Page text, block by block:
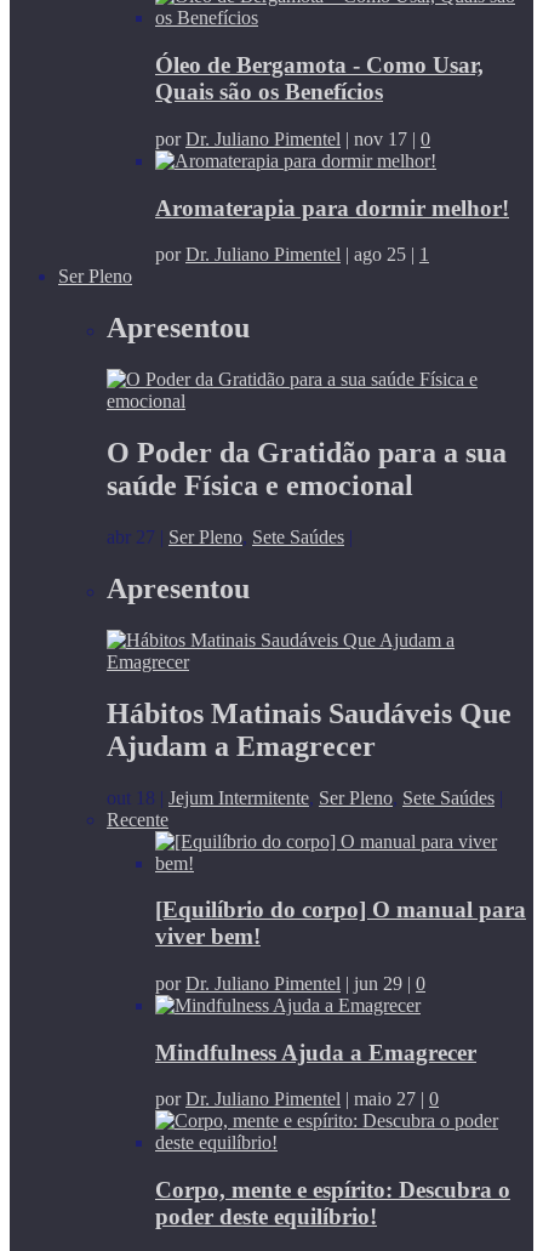
Óleo de Bergamota - Como Usar,
Quais são os Benefícios
porDr. Juliano Pimentel | nov 17 | 0
Aromaterapia para dormir melhor!
porDr. Juliano Pimentel | ago 25 | 1
Ser Pleno
Apresentou
O Poder da Gratidão para a sua
saúde Física e emocional
abr 27 | Ser Pleno, Sete Saúdes |
Apresentou
Hábitos Matinais Saudáveis Que
Ajudam a Emagrecer
out 18 | Jejum Intermitente, Ser Pleno, Sete Saúdes |
Recente
[Equilíbrio do corpo] O manual para
viver bem!
porDr. Juliano Pimentel | jun 29 | 0
Mindfulness Ajuda a Emagrecer
porDr. Juliano Pimentel maio 27 0
Corpo, mente e espírito: Descubra o
poder deste equilíbrio!